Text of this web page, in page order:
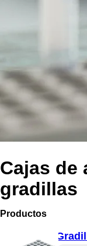
Cajas de
gradillas
Productos